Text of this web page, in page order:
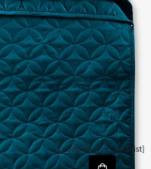
[node-product-wishlist]